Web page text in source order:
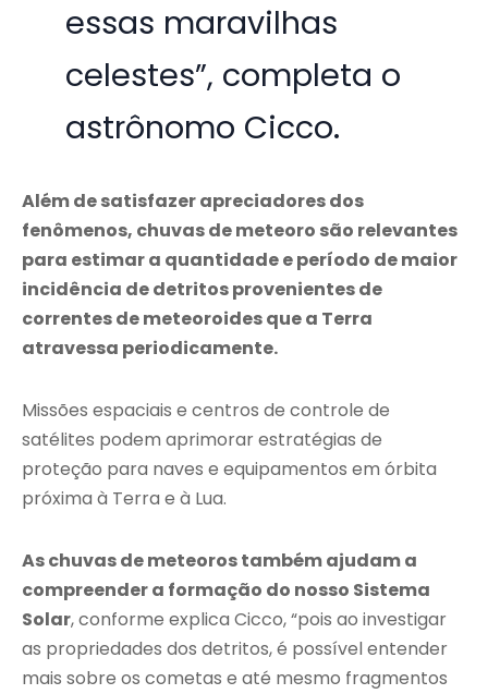
essas maravilhas
celestes”, completa o
astrônomo Cicco.
Além de satisfazer apreciadores dos
fenômenos, chuvas de meteoro são relevantes
para estimar a quantidade e período de maior
incidência de detritos provenientes de
correntes de meteoroides que a Terra
atravessa periodicamente.
Missões espaciais e centros de controle de
satélites podem aprimorar estratégias de
proteção para naves e equipamentos em órbita
próxima à Terra e à Lua.
As chuvas de meteoros também ajudam a
compreender a formação do nosso Sistema
Solar, conforme explica Cicco, “pois ao investigar
as propriedades dos detritos, é possível entender
mais sobre os cometas e até mesmo fragmentos